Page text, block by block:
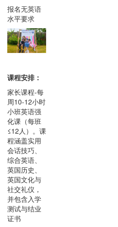
报名无英语
水平要求
课程安排：
家长课程-每
周10-12小时
小班英语强
化课（每班
≤12人）。课
程涵盖实用
会话技巧、
综合英语、
英国历史、
英国文化与
社交礼仪，
并包含入学
测试与结业
证书